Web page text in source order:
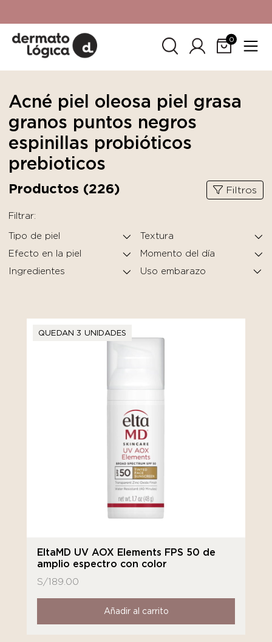
SkinCeuticals.
0
Acné piel oleosa piel grasa
granos puntos negros
espinillas probióticos
prebioticos
Productos (226) Filtros
Filtrar:
Tipo de piel
Textura
Efecto en la piel
Momento del día
Ingredientes
QUEDAN 3 UNIDADES
EltaMD UV AOX Elements FPS 50 de
amplio espectro con color
S/189.00
Añadir al carrito